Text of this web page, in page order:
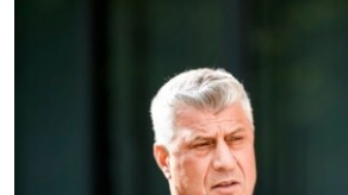
ЫҢГАЙСЫЗ СУРООЛОР
ЭЕ/АРнун бардык сайттары